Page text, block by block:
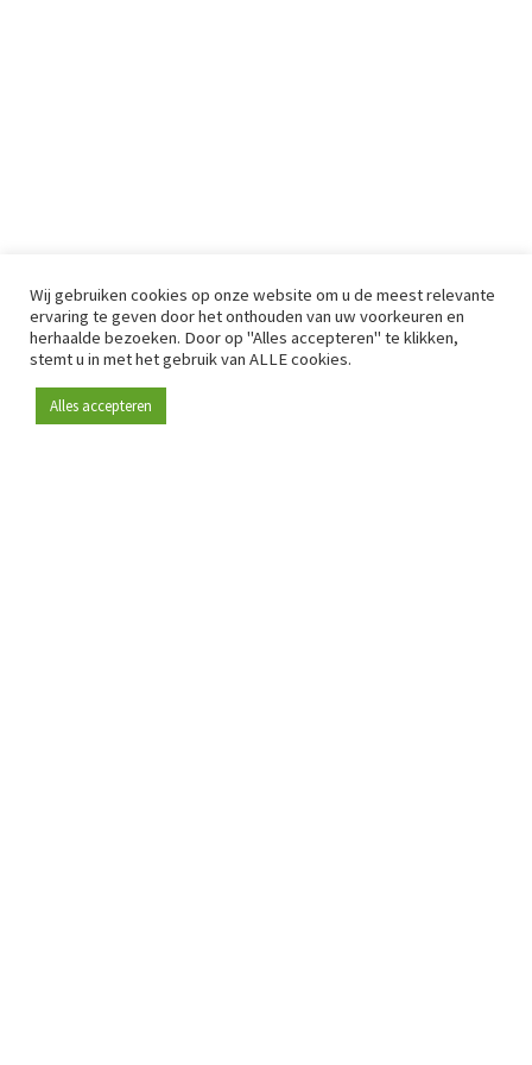
Wij gebruiken cookies op onze website om u de meest relevante
ervaring te geven door het onthouden van uw voorkeuren en
herhaalde bezoeken. Door op "Alles accepteren" te klikken,
stemt u in met het gebruik van ALLE cookies.
Alles accepteren